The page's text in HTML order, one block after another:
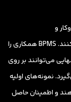
و
توسعه‌دهندگان، برنامه‌های کاربردی را با هم طراحی کنند. BPMS همکاری را
می‌توانند بر روی
نمونه‌های اولیه
دهند و اطمینان حاصل